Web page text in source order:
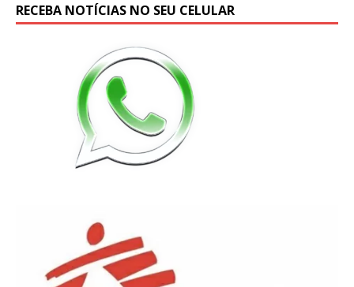
RECEBA NOTÍCIAS NO SEU CELULAR